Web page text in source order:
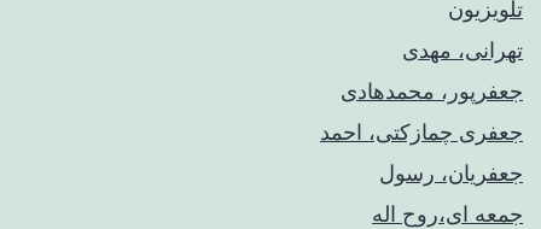
تلویزیون
تهرانی، مهدی
جعفرپور، محمدهادی
جعفری چمازکتی، احمد
جعفریان، رسول
جمعه ای،روح اله